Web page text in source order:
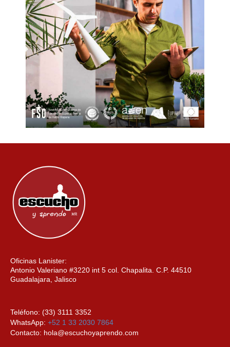
Oficinas Lanister:
Antonio Valeriano #3220 int 5 col. Chapalita. C.P. 44510
Guadalajara, Jalisco
Teléfono: (33) 3111 3352
WhatsApp: +52 1 33 2030 7864
Contacto: hola@escuchoyaprendo.com